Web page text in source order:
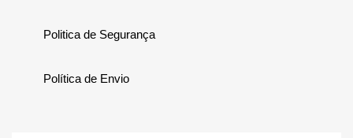
Politica de Segurança
Política de Envio